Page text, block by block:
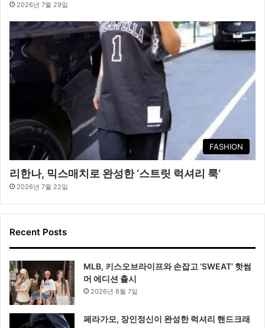
2026년 7월 29일
FASHION
리한나, 믹스매치로 완성한 ‘스트릿 럭셔리 룩’
2026년 7월 22일
Recent Posts
MLB, 키스오브라이프와 손잡고 ‘SWEAT’ 핫썸
머 에디션 출시
2026년 8월 7일
페라가모, 장인정신이 완성한 럭셔리 핸드크래